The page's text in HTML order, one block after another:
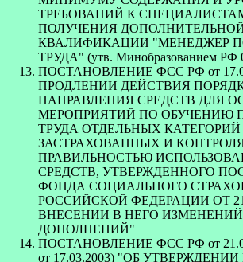
ТРЕБОВАНИЙ К
ПОЛУЧЕНИЯ
КВАЛИФИКАЦИИ "МЕНЕДЖЕР
ТРУДА" (утв. Минобразованием РФ
ПОСТАНОВЛЕНИЕ ФСС РФ от
ПРОДЛЕНИИ ДЕЙСТВИЯ
НАПРАВЛЕНИЯ СРЕДСТВ ДЛЯ
МЕРОПРИЯТИЙ ПО ОБУЧЕНИЮ
ТРУДА ОТДЕЛЬНЫХ КАТЕГОРИЙ
ЗАСТРАХОВАННЫХ И
ПРАВИЛЬНОСТЬЮ
СРЕДСТВ, УТВЕРЖДЕННОГО
ФОНДА СОЦИАЛЬНОГО
РОССИЙСКОЙ ФЕДЕРАЦИИ ОТ
ВНЕСЕНИИ В НЕГО
ДОПОЛНЕНИЙ"
ПОСТАНОВЛЕНИЕ ФСС РФ от
от 17.03.2003) "ОБ